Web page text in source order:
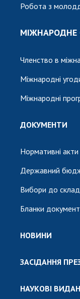
Робота з
МІЖНАРОДНЕ
Членство в
Міжнародні
Міжнародні
ДОКУМЕНТИ
Нормативні
Державний
Вибори до
Бланки
НОВИНИ
ЗАСІДАННЯ
НАУКОВІ